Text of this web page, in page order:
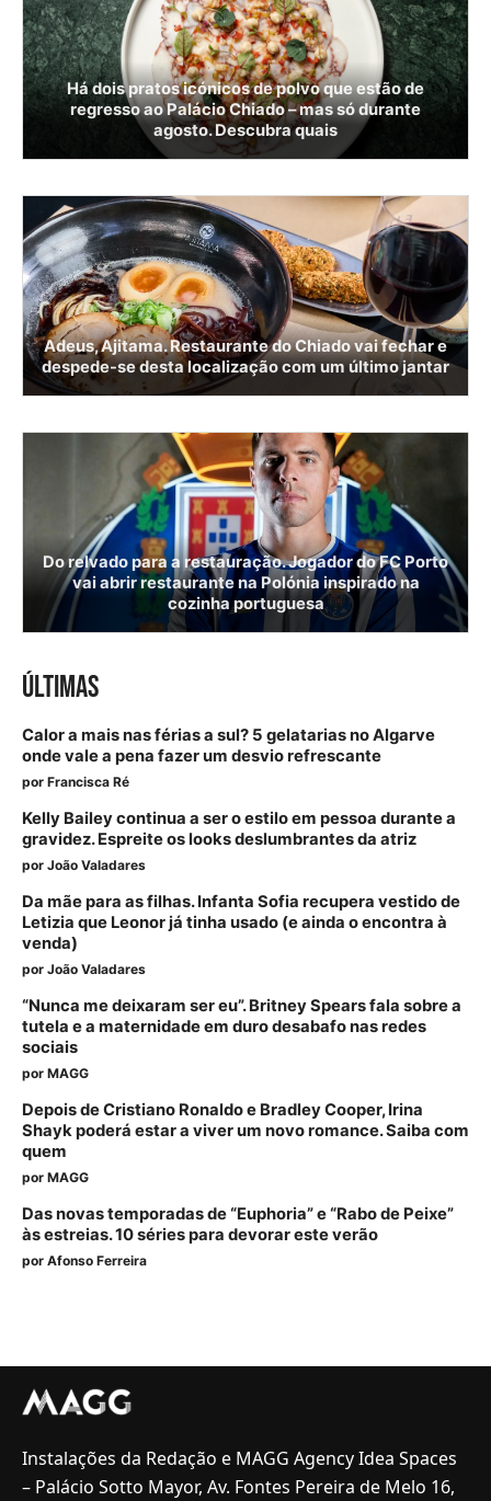
Há dois pratos icónicos de polvo que estão de
regresso ao Palácio Chiado – mas só durante
agosto. Descubra quais
Adeus, Ajitama. Restaurante do Chiado vai fechar e
despede-se desta localização com um último jantar
Do relvado para a restauração. Jogador do FC Porto
vai abrir restaurante na Polónia inspirado na
cozinha portuguesa
ÚLTIMAS
Calor a mais nas férias a sul? 5 gelatarias no Algarve
onde vale a pena fazer um desvio refrescante
por Francisca Ré
Kelly Bailey continua a ser o estilo em pessoa durante a
gravidez. Espreite os looks deslumbrantes da atriz
por João Valadares
Da mãe para as filhas. Infanta Sofia recupera vestido de
Letizia que Leonor já tinha usado (e ainda o encontra à
venda)
por João Valadares
“Nunca me deixaram ser eu”. Britney Spears fala sobre a
tutela e a maternidade em duro desabafo nas redes
sociais
por MAGG
Depois de Cristiano Ronaldo e Bradley Cooper, Irina
Shayk poderá estar a viver um novo romance. Saiba com
quem
por MAGG
Das novas temporadas de “Euphoria” e “Rabo de Peixe”
às estreias. 10 séries para devorar este verão
por Afonso Ferreira
Instalações da Redação e MAGG Agency Idea Spaces
– Palácio Sotto Mayor, Av. Fontes Pereira de Melo 16,